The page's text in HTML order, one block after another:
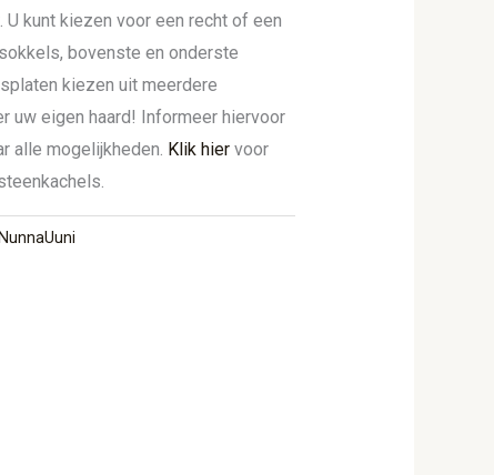
kunt kiezen voor een recht of een
bovenste en onderste
kiezen uit meerdere
uw eigen haard! Informeer hiervoor
alle mogelijkheden. Klik hier voor
NunnaUuni